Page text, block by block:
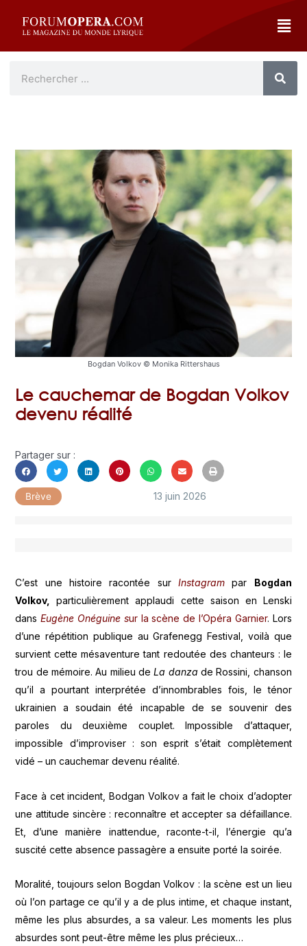
Bogdan Volkov © Monika Rittershaus
Le cauchemar de Bogdan Volkov
devenu réalité
Partager sur :
Brève 13 juin 2026
C’est une histoire racontée sur Instagrampar Bogdan
Volkov,
particulièrement applaudi cette saison en Lenski
dansEugène Onéguine sur la scène de l’Opéra Garnier. Lors
d’une répétition publique au Grafenegg Festival, voilà que
survient cette mésaventure tant redoutée des chanteurs : le
trou de mémoire. Au milieu deLa danza de Rossini, chanson
qu’il a pourtant interprétée d’innombrables fois, le ténor
ukrainien a soudain été incapable de se souvenir des
paroles du deuxième couplet. Impossible d’attaquer,
impossible d’improviser : son esprit s’était complètement
vidé – un cauchemar devenu réalité.
Face à cet incident, Bodgan Volkov a fait le choix d’adopter
une attitude sincère : reconnaître et accepter sa défaillance.
Et, d’une manière inattendue, raconte-t-il, l’énergie qu’a
suscité cette absence passagère a ensuite porté la soirée.
Moralité, toujours selon Bogdan Volkov : la scène est un lieu
où l’on partage ce qu’il y a de plus intime, et chaque instant,
même les plus absurdes, a sa valeur. Les moments les plus
absurdes sont peut-être même les plus précieux…